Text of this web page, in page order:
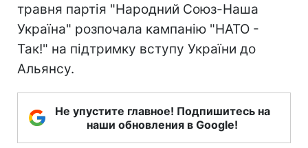
травня партія "Народний Союз-Наша
Україна" розпочала кампанію "НАТО -
Так!" на підтримку вступу України до
Альянсу.
Не упустите главное! Подпишитесь на
наши обновления в Google!